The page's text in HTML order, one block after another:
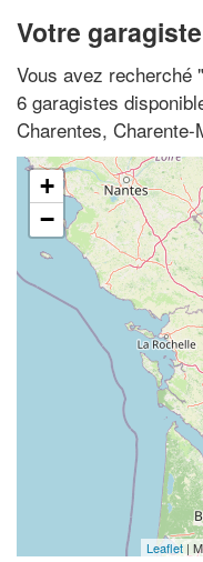
Votre
Vous avez recherché "
6 garagistes
Charentes, Charente-
+
−
Leaflet |